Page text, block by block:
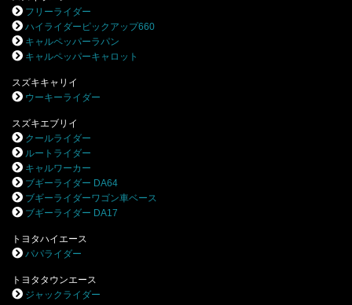
フリーライダー
ハイライダーピックアップ660
キャルペッパーラパン
キャルペッパーキャロット
スズキキャリイ
ウーキーライダー
スズキエブリイ
クールライダー
ルートライダー
キャルワーカー
ブギーライダー DA64
ブギーライダーワゴン車ベース
ブギーライダー DA17
トヨタハイエース
パパライダー
トヨタタウンエース
ジャックライダー